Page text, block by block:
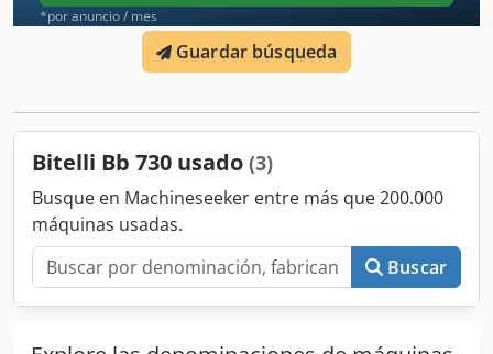
*por anuncio / mes
Guardar búsqueda
Bitelli Bb 730 usado (3)
Busque en Machineseeker entre más que 200.000
máquinas usadas.
Buscar